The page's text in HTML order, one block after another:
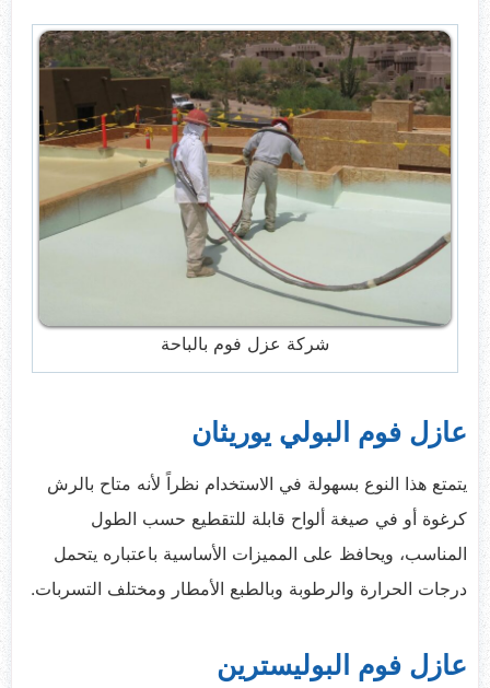
شركة عزل فوم بالباحة
عازل فوم البولي يوريثان
يتمتع هذا النوع بسهولة في الاستخدام نظراً لأنه متاح بالرش
كرغوة أو في صيغة ألواح قابلة للتقطيع حسب الطول
المناسب، ويحافظ على المميزات الأساسية باعتباره يتحمل
درجات الحرارة والرطوبة وبالطبع الأمطار ومختلف التسربات.
عازل فوم البوليسترين